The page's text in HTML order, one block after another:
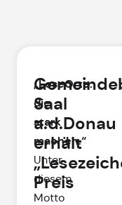
Saal
a.d.Donau
erhält
Preis
„LeseOrte.
die
stark
machen.“
Unter
diesem
Motto